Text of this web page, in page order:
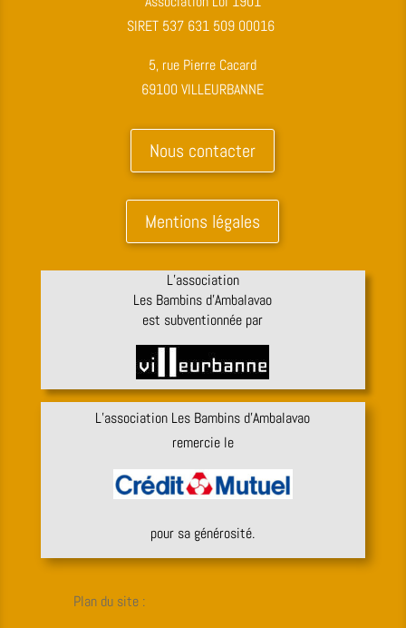
SIRET 537 631 509 00016
5, rue Pierre Cacard
69100 VILLEURBANNE
Nous contacter
Mentions légales
L’association
Les Bambins d’Ambalavao
est subventionnée par
L’association Les Bambins d’Ambalavao
remercie le
pour sa générosité.
Plan du site :